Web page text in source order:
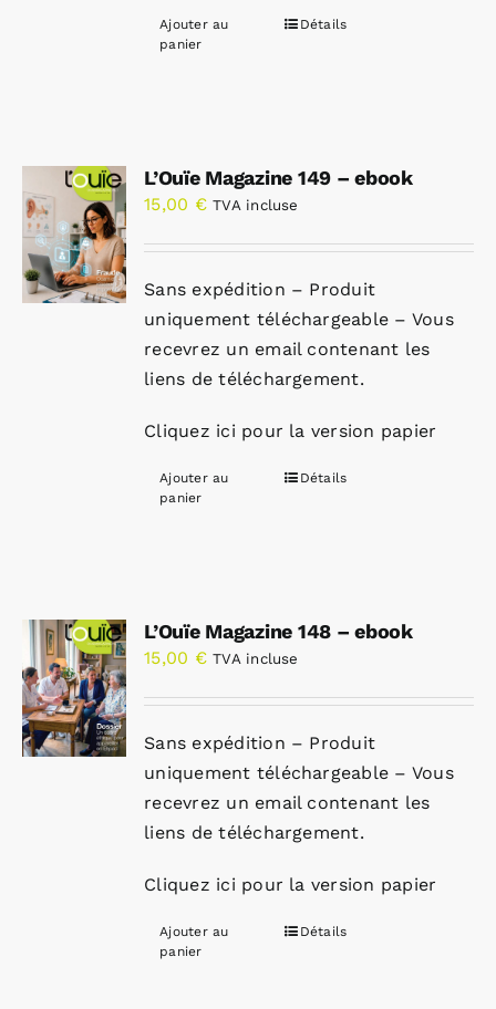
Ajouter au
panier
Détails
L’Ouïe Magazine 149 – ebook
15,00 € TVA incluse
Sans expédition – Produit
uniquement téléchargeable – Vous
recevrez un email contenant les
liens de téléchargement.
Cliquez ici pour la version papier
Ajouter au
panier
Détails
L’Ouïe Magazine 148 – ebook
15,00 € TVA incluse
Sans expédition – Produit
uniquement téléchargeable – Vous
recevrez un email contenant les
liens de téléchargement.
Cliquez ici pour la version papier
Ajouter au
panier
Détails